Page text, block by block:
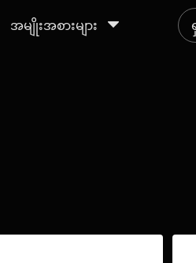
အမျိုးအစားများ